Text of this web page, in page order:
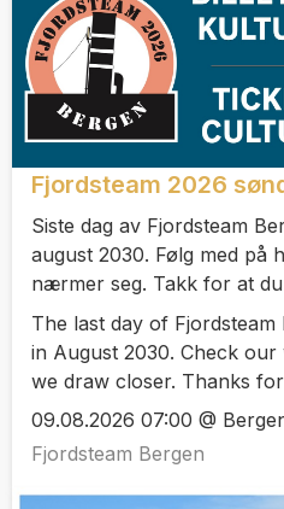
Fjordsteam 2026
Siste dag av Fjordsteam
august 2030. Følg med på
nærmer seg. Takk for at
The last day of Fjordsteam
in August 2030. Check
we draw closer. Thanks
09.08.2026 07:00 @
Fjordsteam Bergen